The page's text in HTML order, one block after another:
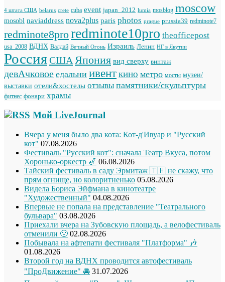
4 штата США belarus crete cuba event japan_2012 lumia mosblog moscow
mosobl naviaddress nova2plus paris photos prague prussia39 redminote7
redminote8proredminote10pro theofficepost
usa_2008 ВДНХ Валдай Вечный Огонь Израиль Ленин НГ в Якутии
РоссияСША Япония вид сверху винтаж
девАчковое едальни ивенткино метро мосты музеи/
выставки отели&хостелы отзывы памятники/скульптуры
фитнес фонари храмы
Мой LiveJournal
Вчера у меня было два кота: Кот-д'Ивуар и "Русский
кот" 07.08.2026
Фестиваль "Русский кот": сначала Театр Вкуса, потом
Хоронько-оркестр 🎷 06.08.2026
Тайский фестиваль в саду Эрмитаж 🇹🇭 не скажу, что
прям огнище, но колоритненько 05.08.2026
Видела Бориса Эйфмана в кинотеатре
"Художественный" 04.08.2026
Впервые не попала на представление "Театрального
бульвара" 03.08.2026
Приехали вчера на Зубовскую площадь, а велофестиваль
отменили 🙁 02.08.2026
Побывала на афтепати фестиваля "Платформа" 🎶
01.08.2026
Второй год на ВДНХ проводится автофестиваль
"ПроДвижение" 🚘 31.07.2026